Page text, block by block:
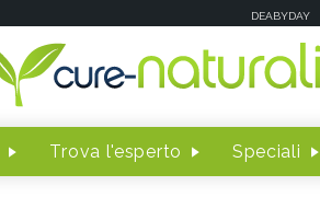
DEABYDAY
Trova l'esperto Speciali